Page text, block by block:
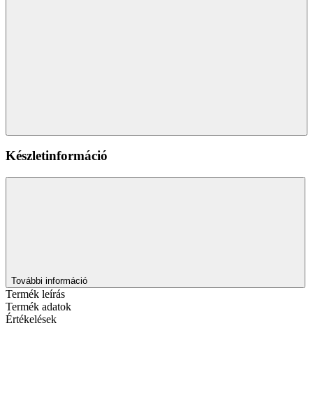
Készletinformáció
További információ
Termék leírás
Termék adatok
Értékelések